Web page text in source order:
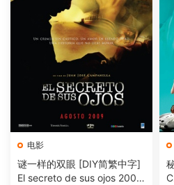
电影
谜一样的双眼 [DIY简繁中字]
El secreto de sus ojos 2009